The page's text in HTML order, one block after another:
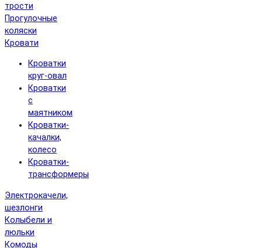
трости
Прогулочные
коляски
Кровати
Кроватки
круг-овал
Кроватки
с
маятником
Кроватки-
качалки,
колесо
Кроватки-
трансформеры
Электрокачели,
шезлонги
Колыбели и
люльки
Комоды